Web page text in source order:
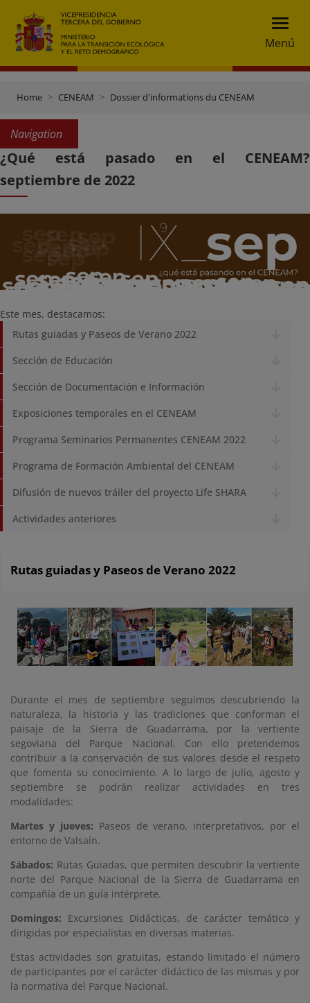
Menú
Home CENEAM Dossier d'informations du CENEAM
Navigation
¿Qué está pasado en el CENEAM?
septiembre de 2022
Este mes, destacamos:
Rutas guiadas y Paseos de Verano 2022
Sección de Educación
Sección de Documentación e Información
Exposiciones temporales en el CENEAM
Programa Seminarios Permanentes CENEAM 2022
Programa de Formación Ambiental del CENEAM
Difusión de nuevos tráiler del proyecto Life SHARA
Actividades anteriores
Rutas guiadas y Paseos de Verano 2022
Durante el mes de septiembre seguimos descubriendo la
naturaleza, la historia y las tradiciones que conforman el
paisaje de la Sierra de Guadarrama, por la vertiente
segoviana del Parque Nacional. Con ello pretendemos
contribuir a la conservación de sus valores desde el respeto
que fomenta su conocimiento. A lo largo de julio, agosto y
septiembre se podrán realizar actividades en tres
modalidades:
Martes y jueves: Paseos de verano, interpretativos, por el
entorno de Valsaín.
Sábados: Rutas Guiadas, que permiten descubrir la vertiente
norte del Parque Nacional de la Sierra de Guadarrama en
compañía de un guía intérprete.
Domingos: Excursiones Didácticas, de carácter temático y
dirigidas por especialistas en diversas materias.
Estas actividades son gratuitas, estando limitado el número
de participantes por el carácter didáctico de las mismas y por
la normativa del Parque Nacional.